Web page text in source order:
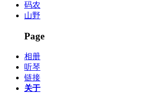
码农
山野
Page
相册
听琴
链接
关于